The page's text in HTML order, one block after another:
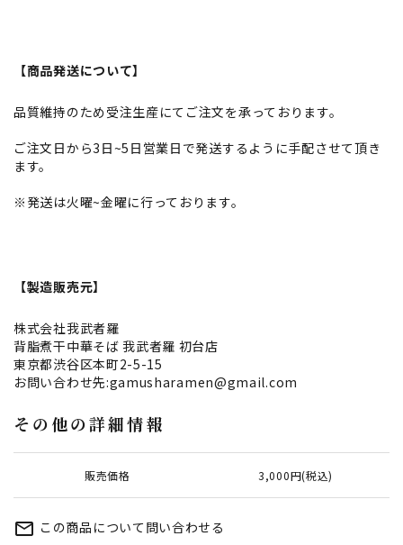
【商品発送について】
品質維持のため受注生産にてご注文を承っております。
ご注文日から3日~5日営業日で発送するように手配させて頂き
ます。
※発送は火曜~金曜に行っております。
【製造販売元】
株式会社我武者羅
背脂煮干中華そば 我武者羅 初台店
東京都渋谷区本町2-5-15
お問い合わせ先:gamusharamen@gmail.com
その他の詳細情報
販売価格 3,000円(税込)
mail_outline この商品について問い合わせる